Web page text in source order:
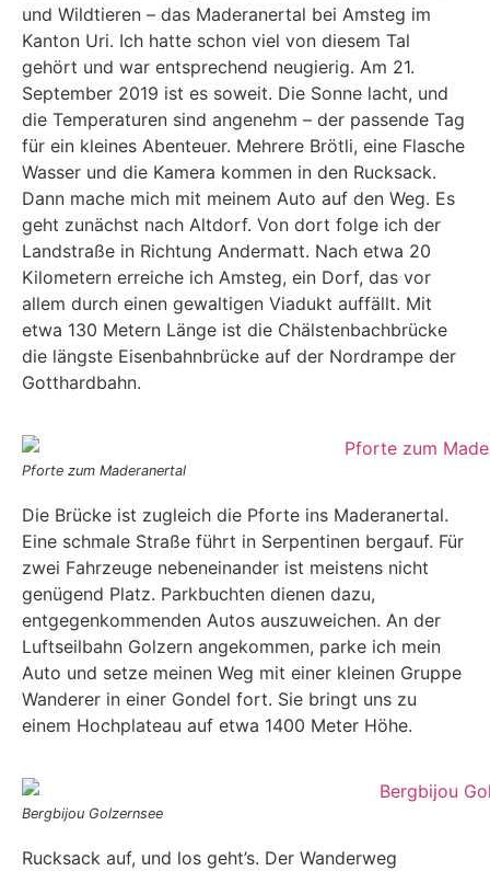
und Wildtieren – das Maderanertal bei Amsteg im
Kanton Uri. Ich hatte schon viel von diesem Tal
gehört und war entsprechend neugierig. Am 21.
September 2019 ist es soweit. Die Sonne lacht, und
die Temperaturen sind angenehm – der passende Tag
für ein kleines Abenteuer. Mehrere Brötli, eine Flasche
Wasser und die Kamera kommen in den Rucksack.
Dann mache mich mit meinem Auto auf den Weg. Es
geht zunächst nach Altdorf. Von dort folge ich der
Landstraße in Richtung Andermatt. Nach etwa 20
Kilometern erreiche ich Amsteg, ein Dorf, das vor
allem durch einen gewaltigen Viadukt auffällt. Mit
etwa 130 Metern Länge ist die Chälstenbachbrücke
die längste Eisenbahnbrücke auf der Nordrampe der
Gotthardbahn.
Pforte zum Maderanertal
Die Brücke ist zugleich die Pforte ins Maderanertal.
Eine schmale Straße führt in Serpentinen bergauf. Für
zwei Fahrzeuge nebeneinander ist meistens nicht
genügend Platz. Parkbuchten dienen dazu,
entgegenkommenden Autos auszuweichen. An der
Luftseilbahn Golzern angekommen, parke ich mein
Auto und setze meinen Weg mit einer kleinen Gruppe
Wanderer in einer Gondel fort. Sie bringt uns zu
einem Hochplateau auf etwa 1400 Meter Höhe.
Bergbijou Golzernsee
Rucksack auf, und los geht’s. Der Wanderweg